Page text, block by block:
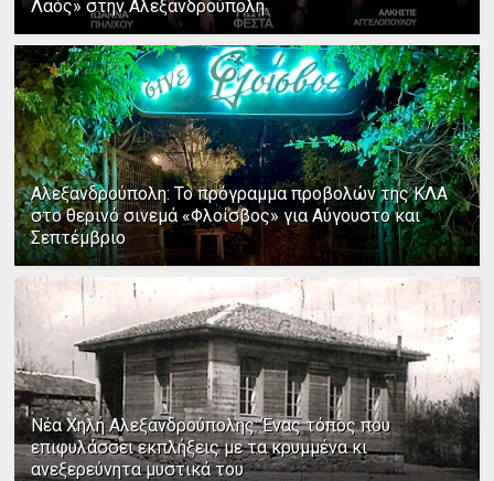
Λαός» στην Αλεξανδρούπολη
Αλεξανδρούπολη: Το πρόγραμμα προβολών της ΚΛΑ
στο θερινό σινεμά «Φλοίσβος» για Αύγουστο και
Σεπτέμβριο
Νέα Χηλή Αλεξανδρούπολης: Ένας τόπος που
επιφυλάσσει εκπλήξεις με τα κρυμμένα κι
ανεξερεύνητα μυστικά του